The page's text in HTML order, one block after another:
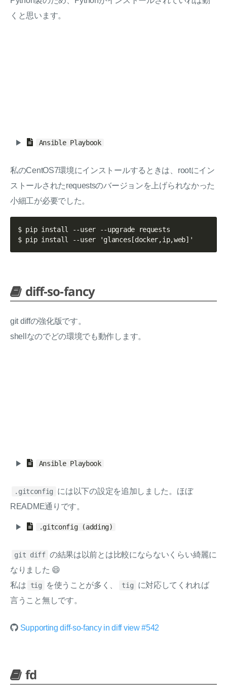
くと思います。
Ansible Playbook
私のCentOS7環境にインストールするときは、rootにイン
ストールされたrequestsのバージョンを上げられなかった
小細工が必要でした。
$ pip install --user --upgrade requests
diff-so-fancy
git diffの強化版です。
shellなのでどの環境でも動作します。
Ansible Playbook
.gitconfig
には以下の設定を追加しました。ほぼ
README通りです。
.gitconfig (adding)
git diff の結果は以前とは比較にならないくらい綺麗に
なりました 😄
私は
tig を使うことが多く、 tig
に対応してくれれば
言うこと無しです。
Supporting diff-so-fancy in diff view #542
fd